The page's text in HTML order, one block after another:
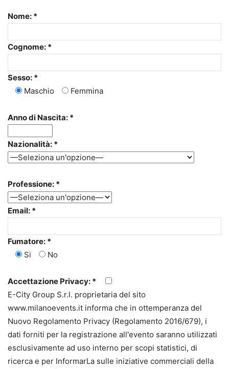
Nome: *
Cognome: *
Sesso: *
Maschio
Femmina
Anno di Nascita: *
Nazionalità: *
Professione: *
Email: *
Fumatore: *
Si
No
Accettazione Privacy: *
E-City Group S.r.l. proprietaria del sito
www.milanoevents.it informa che in ottemperanza del
Nuovo Regolamento Privacy (Regolamento 2016/679), i
dati forniti per la registrazione all'evento saranno utilizzati
esclusivamente ad uso interno per scopi statistici, di
ricerca e per InformarLa sulle iniziative commerciali della